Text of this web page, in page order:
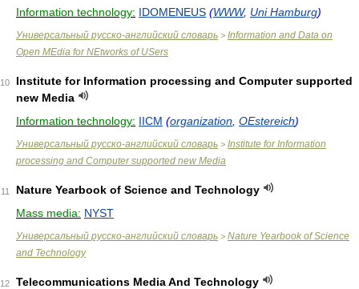
Information technology: IDOMENEUS (WWW, Uni Hamburg)
Универсальный русско-английский словарь > Information and Data on
Open MEdia for NEtworks of USers
10
Institute for Information processing and Computer supported
new Media
Information technology: IICM (organization OEstereich)
Универсальный русско-английский словарь > Institute for Information
processing and Computer supported new Media
11
Nature Yearbook of Science and Technology
Mass media: NYST
Универсальный русско-английский словарь > Nature Yearbook of Science
and Technology
12
Telecommunications Media And Technology